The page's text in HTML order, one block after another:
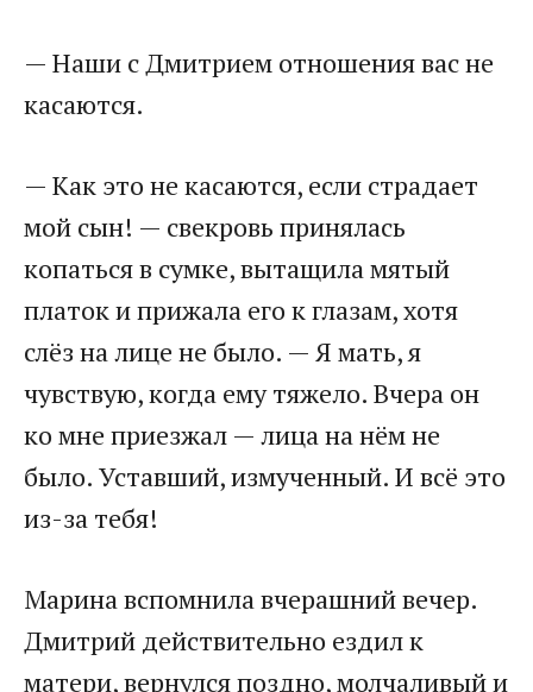
— Наши с Дмитрием отношения вас не
касаются.
— Как это не касаются, если страдает
мой сын! — свекровь принялась
копаться в сумке, вытащила мятый
платок и прижала его к глазам, хотя
слёз на лице не было. — Я мать, я
чувствую, когда ему тяжело. Вчера он
ко мне приезжал — лица на нём не
было. Уставший, измученный. И всё это
из-за тебя!
Марина вспомнила вчерашний вечер.
Дмитрий действительно ездил к
матери, вернулся поздно, молчаливый и